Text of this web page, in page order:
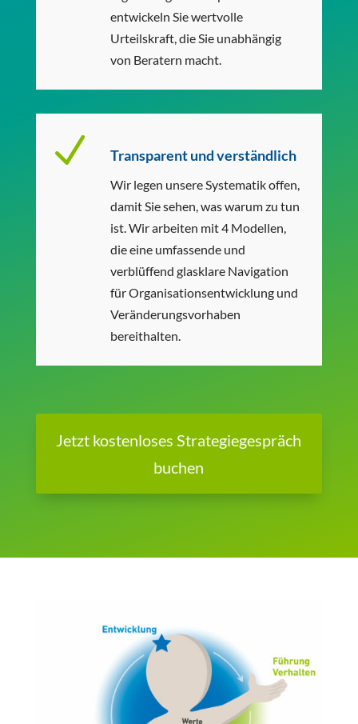
entwickeln Sie wertvolle
Urteilskraft, die Sie unabhängig
von Beratern macht.
N Transparent und verständlich
Wir legen unsere Systematik offen,
damit Sie sehen, was warum zu tun
ist. Wir arbeiten mit 4 Modellen,
die eine umfassende und
verblüffend glasklare Navigation
für Organisationsentwicklung und
Veränderungsvorhaben
bereithalten.
Jetzt kostenloses Strategiegespräch
buchen